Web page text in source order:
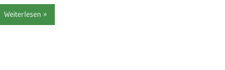
Weiterlesen